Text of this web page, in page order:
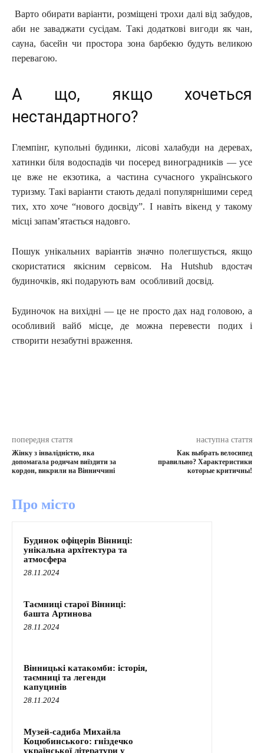
Варто обирати варіанти, розміщені трохи далі від забудов,
аби не заваджати сусідам. Такі додаткові вигоди як чан,
сауна, басейн чи простора зона барбекю будуть великою
перевагою.
А що, якщо хочеться
нестандартного?
Глемпінг, купольні будинки, лісові халабуди на деревах,
хатинки біля водоспадів чи посеред виноградників — усе
це вже не екзотика, а частина сучасного українського
туризму. Такі варіанти стають дедалі популярнішими серед
тих, хто хоче “нового досвіду”. І навіть вікенд у такому
місці запам’ятається надовго.
Пошук унікальних варіантів значно полегшується, якщо
скористатися якісним сервісом. На Hutshub вдостач
будиночків, які подарують вам особливий досвід.
Будиночок на вихідні — це не просто дах над головою, а
особливий вайб місце, де можна перевести подих і
створити незабутні враження.
попередня стаття
Жінку з інвалідністю, яка
допомагала родичам виїздити за
кордон, викрили на Вінниччині
наступна стаття
Как выбрать велосипед
правильно? Характеристики
которые критичны!
Про місто
Будинок офіцерів Вінниці:
унікальна архітектура та
атмосфера
28.11.2024
Таємниці старої Вінниці:
башта Артинова
28.11.2024
Вінницькі катакомби: історія,
таємниці та легенди
капуцинів
28.11.2024
Музей-садиба Михайла
Коцюбинського: гніздечко
української літератури у